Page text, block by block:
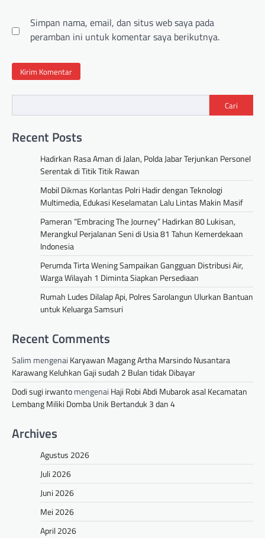
Simpan nama, email, dan situs web saya pada
peramban ini untuk komentar saya berikutnya.
Cari
Recent Posts
Hadirkan Rasa Aman di Jalan, Polda Jabar Terjunkan Personel
Serentak di Titik Titik Rawan
Mobil Dikmas Korlantas Polri Hadir dengan Teknologi
Multimedia, Edukasi Keselamatan Lalu Lintas Makin Masif
Pameran “Embracing The Journey” Hadirkan 80 Lukisan,
Merangkul Perjalanan Seni di Usia 81 Tahun Kemerdekaan
Indonesia
Perumda Tirta Wening Sampaikan Gangguan Distribusi Air,
Warga Wilayah 1 Diminta Siapkan Persediaan
Rumah Ludes Dilalap Api, Polres Sarolangun Ulurkan Bantuan
untuk Keluarga Samsuri
Recent Comments
Salim mengenai Karyawan Magang Artha Marsindo Nusantara
Karawang Keluhkan Gaji sudah 2 Bulan tidak Dibayar
Dodi sugi irwantomengenai Haji Robi Abdi Mubarok asal Kecamatan
Lembang Miliki Domba Unik Bertanduk 3 dan 4
Archives
Agustus 2026
Juli 2026
Juni 2026
Mei 2026
April 2026